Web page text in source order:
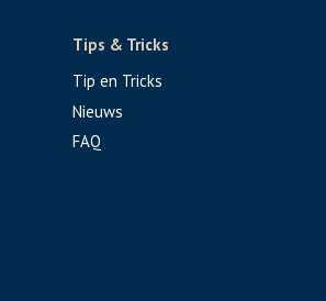
Tips & Tricks
Tip en Tricks
Nieuws
FAQ